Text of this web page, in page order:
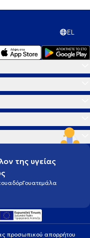
EL
της υγείας
Γουατεμάλα
προσωπικού απορρήτου